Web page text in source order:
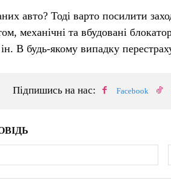
авто? Тоді варто посилити
механічні та вбудовані
В будь-якому випадку
Підпишись на нас: Facebook